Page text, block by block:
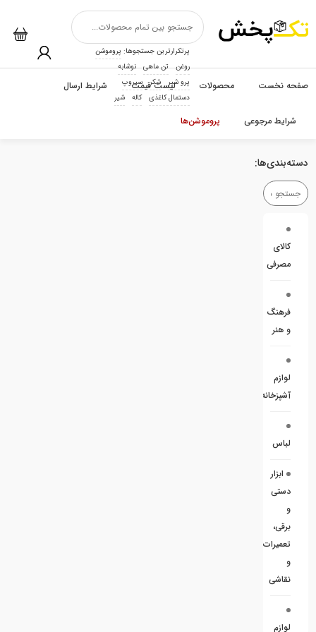
پرتکرارترین جستجوها: پروموشن
روغن
تن ماهی
نوشابه
پرو شیر
شکر
سیروپ
دستمال کاغذی
کاله شیر
صفحه نخست محصولات لیست قیمت شرایط ارسال
شرایط مرجوعی پروموشن‌ها
دسته‌بندی‌ها:
کالای
مصرفی
فرهنگ
و هنر
لوازم
آشپزخانه
لباس
ابزار
دستی
و
برقی،
تعمیرات
و
نقاشی
لوازم